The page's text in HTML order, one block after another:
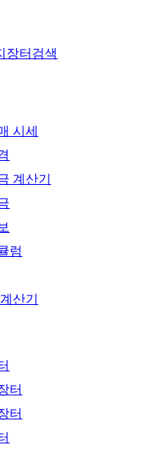
장터 검색
시세
계산기
럼
산기
터
터